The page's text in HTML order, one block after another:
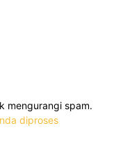
mengurangi spam.
diproses